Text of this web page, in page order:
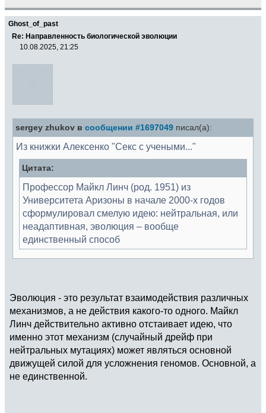
Ghost_of_past
Re: Направленность биологической эволюции
10.08.2025, 21:25
sergey zhukov в сообщении #1697049 писал(а):
Из книжки Алексенко "Секс с учеными..."
Цитата:
Профессор Майкл Линч (род. 1951) из
Университета Аризоны в начале 2000-х годов
сформулировал смелую идею: нейтральная, или
неадаптивная, эволюция – вообще
единственный способ
Эволюция - это результат взаимодействия различных
механизмов, а не действия какого-то одного. Майкл
Линч действительно активно отстаивает идею, что
именно этот механизм (случайный дрейф при
нейтральных мутациях) может являться основной
движущей силой для усложнения геномов. Основной, а
не единственной.